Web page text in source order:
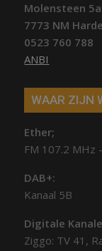
Molensteen 5a
7773 NM
0523 760 788
ANBI
WAAR ZIJN
Ether;
FM 107.2 MHz
DAB+:
Kanaal 5B
Digitale
Ziggo: TV 41,